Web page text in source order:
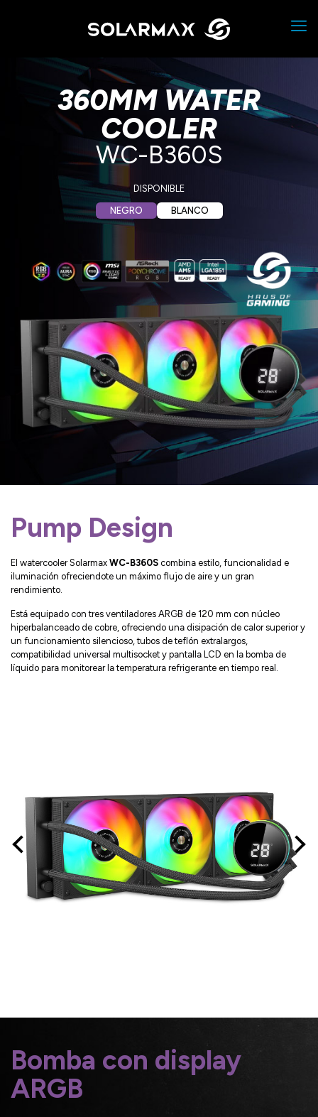
360MM WATER
COOLER
WC-B360S
DISPONIBLE
NEGRO BLANCO
Pump Design
El watercooler Solarmax WC-B360S combina estilo, funcionalidad e
iluminación ofreciendote un máximo flujo de aire y un gran
rendimiento.
Está equipado con tres ventiladores ARGB de 120 mm con núcleo
hiperbalanceado de cobre, ofreciendo una disipación de calor superior y
un funcionamiento silencioso, tubos de teflón extralargos,
compatibilidad universal multisocket y pantalla LCD en la bomba de
líquido para monitorear la temperatura refrigerante en tiempo real.
Bomba con display
ARGB